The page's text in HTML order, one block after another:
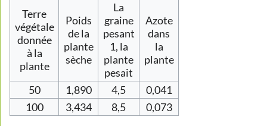
Terre
végétale
donnée
à la
plante
Poids
de la
plante
sèche
La
graine
pesant
1, la
plante
pesait
Azote
dans
la
plante
50 1,890 4,5
0,041
100
3,434 8,5 0,073